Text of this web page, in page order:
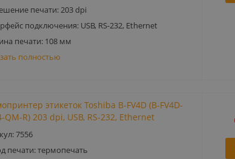
печати: 203 dpi
подключения: USB, RS-232, Ethernet
печати: 108 мм
полностью
этикеток Toshiba B-FV4D (B-FV4D-
QM-R) 203 dpi, USB, RS-232, Ethernet
7556
печати: термопечать